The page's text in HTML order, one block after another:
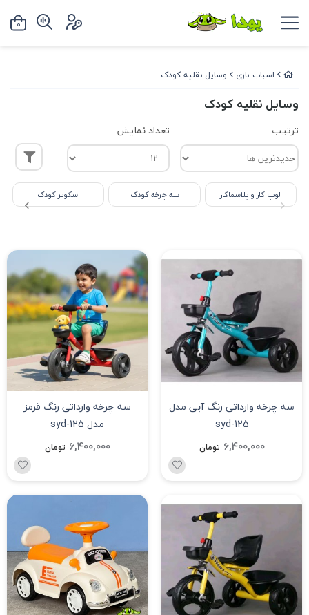
اسباب بازی وسایل نقلیه کودک
وسایل نقلیه کودک
ترتیب تعداد نمایش
لوپ کار و پلاسماکار سه چرخه کودک اسکوتر کودک
سه چرخه وارداتی رنگ آبی مدل
syd-125
6,400,000 تومان
سه چرخه وارداتی رنگ قرمز
مدل syd-125
6,400,000 تومان
0